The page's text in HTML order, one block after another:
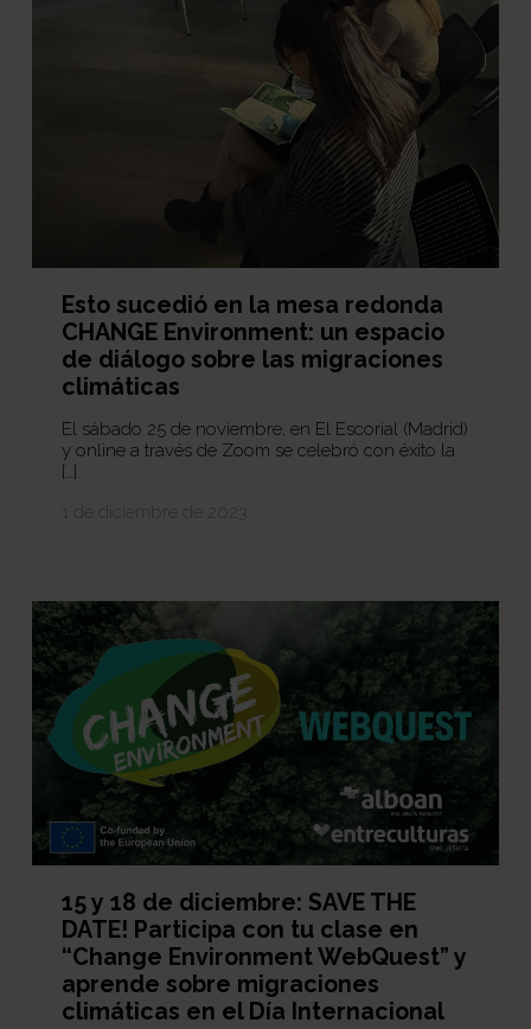
Esto sucedió en la mesa redonda
CHANGE Environment: un espacio
de diálogo sobre las migraciones
climáticas
El sábado 25 de noviembre, en El Escorial (Madrid)
y online a través de Zoom se celebró con éxito la
[…]
1 de diciembre de 2023
15 y 18 de diciembre: SAVE THE
DATE! Participa con tu clase en
“Change Environment WebQuest” y
aprende sobre migraciones
climáticas en el Día Internacional